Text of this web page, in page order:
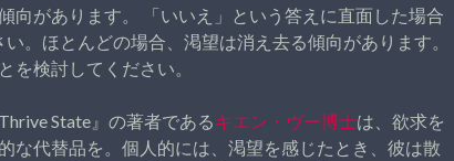
向があります。 「いいえ」という答えに直面した場合
。ほとんどの場合、渇望は消え去る傾向があります。
を検討してください。
State』の著者であるキエン・ヴー博士は、欲求を
な代替品を。個人的には、渇望を感じたとき、彼は散